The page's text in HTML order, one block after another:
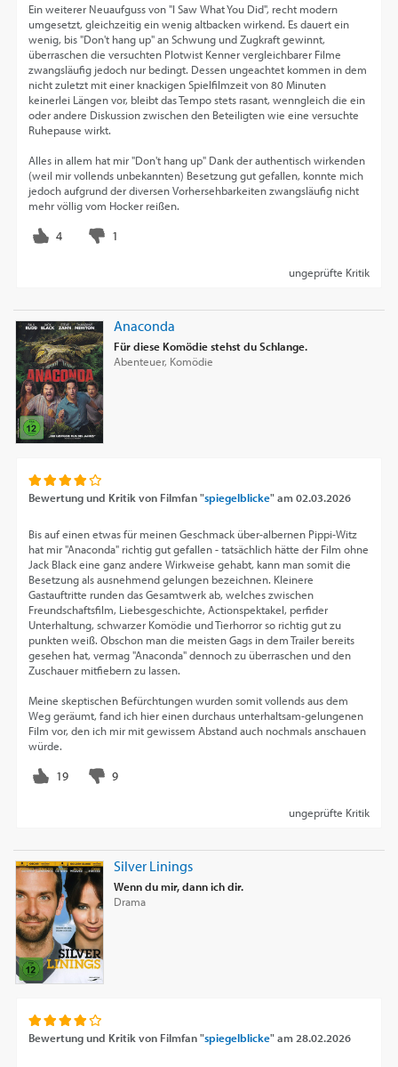
Ein weiterer Neuaufguss von "I Saw What You Did", recht modern
umgesetzt, gleichzeitig ein wenig altbacken wirkend. Es dauert ein
wenig, bis "Don't hang up" an Schwung und Zugkraft gewinnt,
überraschen die versuchten Plotwist Kenner vergleichbarer Filme
zwangsläufig jedoch nur bedingt. Dessen ungeachtet kommen in dem
nicht zuletzt mit einer knackigen Spielfilmzeit von 80 Minuten
keinerlei Längen vor, bleibt das Tempo stets rasant, wenngleich die ein
oder andere Diskussion zwischen den Beteiligten wie eine versuchte
Ruhepause wirkt.
Alles in allem hat mir "Don't hang up" Dank der authentisch wirkenden
(weil mir vollends unbekannten) Besetzung gut gefallen, konnte mich
jedoch aufgrund der diversen Vorhersehbarkeiten zwangsläufig nicht
mehr völlig vom Hocker reißen.
ungeprüfte Kritik
Anaconda
Für diese Komödie stehst du Schlange.
Abenteuer, Komödie
Bewertung und Kritik von Filmfan "spiegelblicke"am02.03.2026
Bis auf einen etwas für meinen Geschmack über-albernen Pippi-Witz
hat mir "Anaconda" richtig gut gefallen - tatsächlich hätte der Film ohne
Jack Black eine ganz andere Wirkweise gehabt, kann man somit die
Besetzung als ausnehmend gelungen bezeichnen. Kleinere
Gastauftritte runden das Gesamtwerk ab, welches zwischen
Freundschaftsfilm, Liebesgeschichte, Actionspektakel, perfider
Unterhaltung, schwarzer Komödie und Tierhorror so richtig gut zu
punkten weiß. Obschon man die meisten Gags in dem Trailer bereits
gesehen hat, vermag "Anaconda" dennoch zu überraschen und den
Zuschauer mitfiebern zu lassen.
Meine skeptischen Befürchtungen wurden somit vollends aus dem
Weg geräumt, fand ich hier einen durchaus unterhaltsam-gelungenen
Film vor, den ich mir mit gewissem Abstand auch nochmals anschauen
würde.
ungeprüfte Kritik
Silver Linings
Wenn du mir, dann ich dir.
Drama
Bewertung und Kritik von Filmfan "spiegelblicke"am 28.02.2026